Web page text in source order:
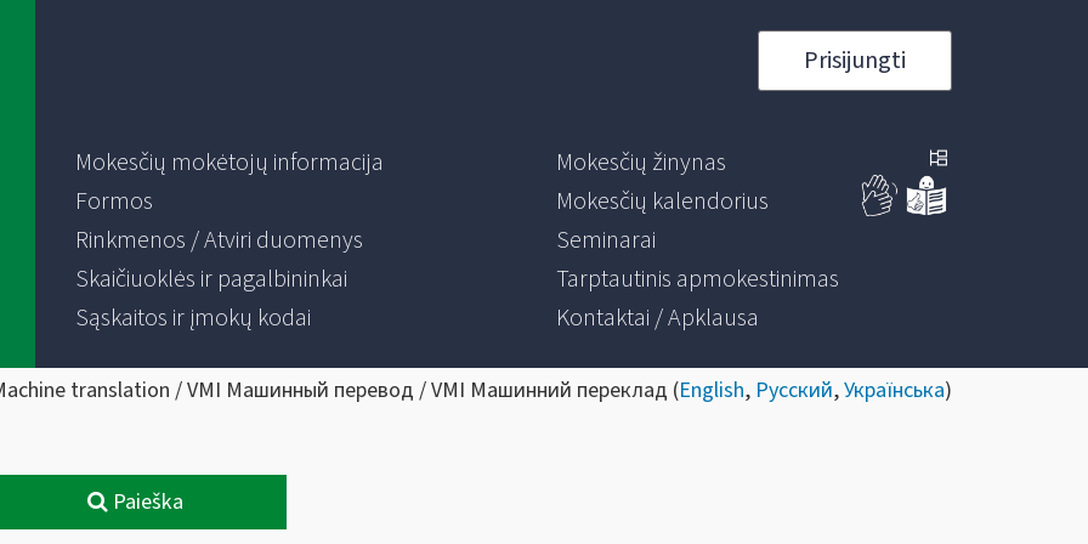
Prisijungti
Mokesčių mokėtojų informacija
Formos
Rinkmenos / Atviri duomenys
Skaičiuoklės ir pagalbininkai
Sąskaitos ir įmokų kodai
Mokesčių žinynas
Mokesčių kalendorius
Seminarai
Tarptautinis apmokestinimas
Kontaktai / Apklausa
translation / VMI Машинный перевод / VMI Машинний переклад (English, Русский,Українська)
Paieška